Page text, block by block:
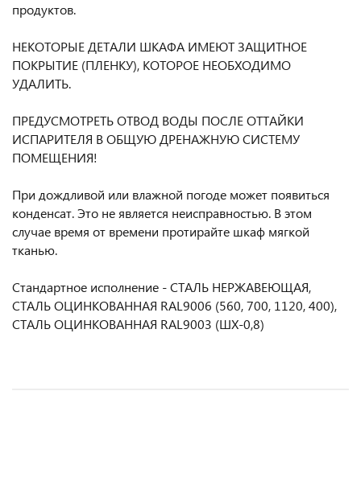
продуктов.
НЕКОТОРЫЕ ДЕТАЛИ ШКАФА ИМЕЮТ ЗАЩИТНОЕ
ПОКРЫТИЕ (ПЛЕНКУ), КОТОРОЕ НЕОБХОДИМО
УДАЛИТЬ.
ПРЕДУСМОТРЕТЬ ОТВОД ВОДЫ ПОСЛЕ ОТТАЙКИ
ИСПАРИТЕЛЯ В ОБЩУЮ ДРЕНАЖНУЮ СИСТЕМУ
ПОМЕЩЕНИЯ!
При дождливой или влажной погоде может появиться
конденсат. Это не является неисправностью. В этом
случае время от времени протирайте шкаф мягкой
тканью.
Стандартное исполнение - СТАЛЬ НЕРЖАВЕЮЩАЯ,
СТАЛЬ ОЦИНКОВАННАЯ RAL9006 (560, 700, 1120, 400),
СТАЛЬ ОЦИНКОВАННАЯ RAL9003 (ШХ-0,8)